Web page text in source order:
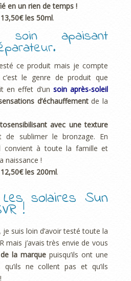
en un rien de temps !
13,50€ les 50ml.
soin apaisant
ce produit mais je compte
le genre de produit que
en effet d’un soin après-soleil
d’échauffementde la
avec une texture
de sublimer le bronzage. En
convient à toute la famille et
naissance !
12,50€ les 200ml.
solaires Sun
!
je suis loin d’avoir testé toute la
mais j’avais très envie de vous
la marque puisqu’ils ont une
ne collent pas et qu’ils